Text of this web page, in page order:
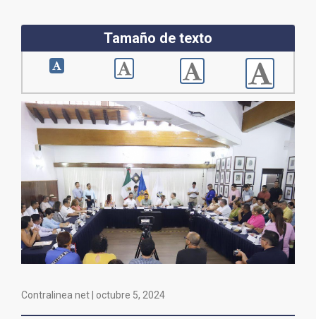
Tamaño de texto
Contralinea net | octubre 5, 2024